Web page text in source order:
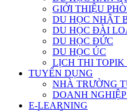
GIỚI THIỆU
DU HỌC NHẬT
DU HỌC ĐÀI
DU HỌC ĐỨC
DU HỌC ÚC
LỊCH THI TOPIK
TUYỂN DỤNG
NHÀ TRƯỜNG
DOANH
E-LEARNING